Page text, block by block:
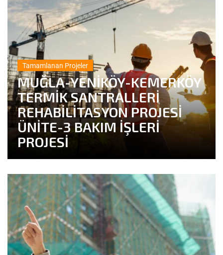
Tamamlanan Projeler
MUĞLA-YENİKÖY-KEMERKÖY
TERMİK SANTRALLERİ
REHABİLİTASYON PROJESİ
ÜNİTE-3 BAKIM İŞLERİ
PROJESİ